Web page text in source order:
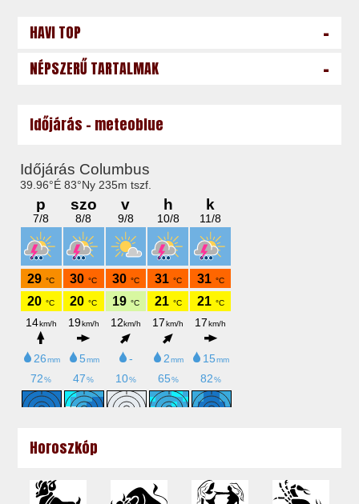
HAVI TOP -
NÉPSZERŰ TARTALMAK -
Időjárás - meteoblue
Horoszkóp